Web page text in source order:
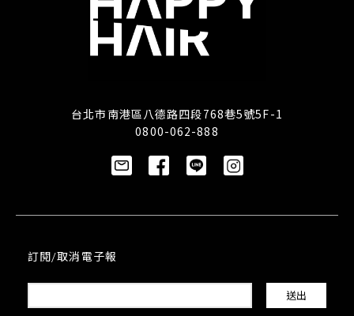
台北市南港區八德路四段768巷5號5F-1
0800-062-888
訂閱/取消電子報